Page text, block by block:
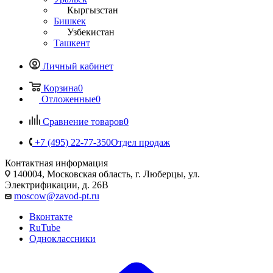
Кыргызстан
Бишкек
Узбекистан
Ташкент
Личный кабинет
Корзина0
Отложенные0
Сравнение товаров0
+7 (495) 22-77-350Отдел продаж
Контактная информация
140004, Московская область, г. Люберцы, ул.
Электрификации, д. 26В
moscow@zavod-pt.ru
Вконтакте
RuTube
Одноклассники